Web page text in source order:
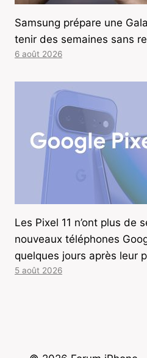
Samsung prépare une
tenir des semaines sans
6 août 2026
Les Pixel 11 n’ont plus de
nouveaux téléphones
quelques jours après leur
5 août 2026